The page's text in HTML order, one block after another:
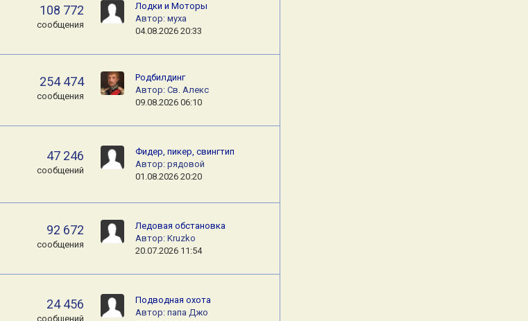
108 772
сообщения
Лодки и Моторы
Автор: муха
04.08.2026 20:33
254 474
сообщения
Родбилдинг
Автор: Св. Алекс
09.08.2026 06:10
47 246
сообщений
Фидер, пикер, свингтип
Автор: рядовой
01.08.2026 20:20
92 672
сообщения
Ледовая обстановка
Автор: Kruzko
20.07.2026 11:54
24 456
сообщений
Подводная охота
Автор: папа Джо